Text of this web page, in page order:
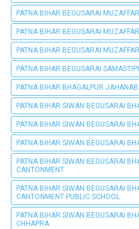
PATNA BIHAR BEGUSARAI
PATNA BIHAR BEGUSARAI
PATNA BIHAR BEGUSARAI
PATNA BIHAR BEGUSARAI
PATNA BIHAR BHAGALPUR
PATNA BIHAR SIWAN BEGUSARAI
PATNA BIHAR SIWAN BEGUSARAI
PATNA BIHAR SIWAN BEGUSARAI
PATNA BIHAR SIWAN BEGUSARAI
CANTONMENT
PATNA BIHAR SIWAN BEGUSARAI
CANTONMENT PUBLIC SCHOOL
PATNA BIHAR SIWAN BEGUSARAI
CHHAPRA